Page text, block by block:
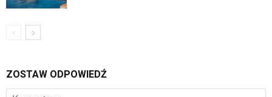
ZOSTAW ODPOWIEDŹ